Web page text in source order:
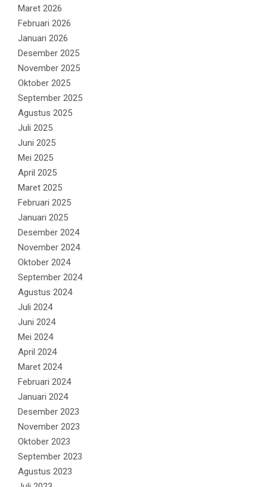
Maret 2026
Februari 2026
Januari 2026
Desember 2025
November 2025
Oktober 2025
September 2025
Agustus 2025
Juli 2025
Juni 2025
Mei 2025
April 2025
Maret 2025
Februari 2025
Januari 2025
Desember 2024
November 2024
Oktober 2024
September 2024
Agustus 2024
Juli 2024
Juni 2024
Mei 2024
April 2024
Maret 2024
Februari 2024
Januari 2024
Desember 2023
November 2023
Oktober 2023
September 2023
Agustus 2023